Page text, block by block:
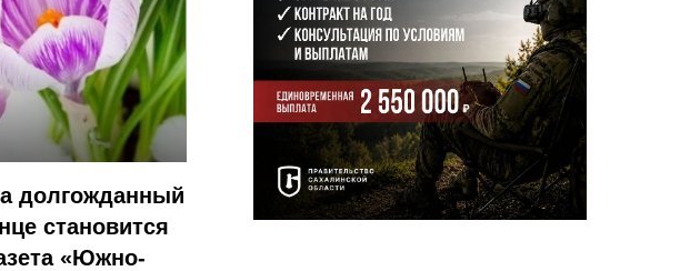
долгожданный
становится
«Южно-